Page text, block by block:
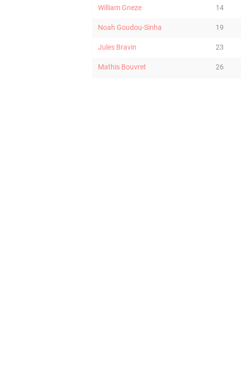
William Gneze 14
Noah Goudou-Sinha 19
Jules Bravin 23
Mathis Bouvret 26